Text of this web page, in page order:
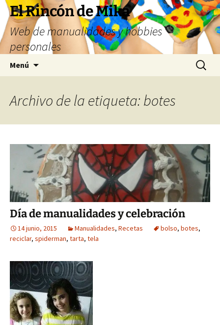
Saltar
contenido
El Rincón de Mika
Web de manualidades y hobbies
personales
Menú Buscar:
Archivo de la etiqueta: botes
Día de manualidades y celebración
14 junio, 2015 Manualidades, Recetas bolso, botes,
reciclar, spiderman, tarta, tela